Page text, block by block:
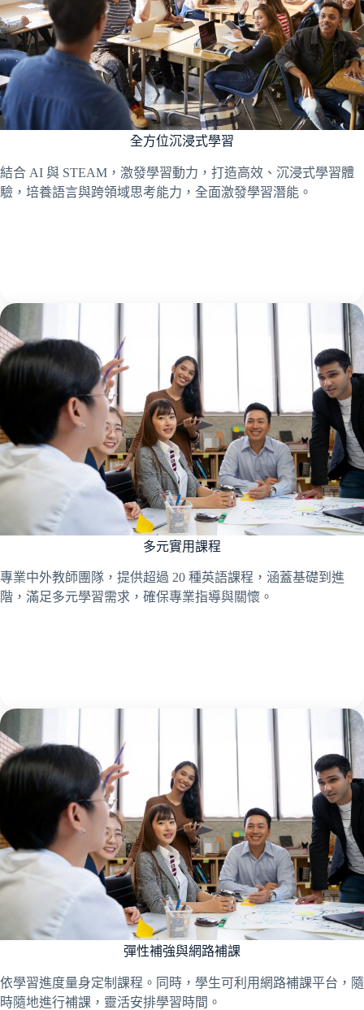
全方位沉浸式學習
結合 AI 與 STEAM，激發學習動力，打造高效、沉浸式學習體
驗，培養語言與跨領域思考能力，全面激發學習潛能。
多元實用課程
專業中外教師團隊，提供超過 20 種英語課程，涵蓋基礎到進
階，滿足多元學習需求，確保專業指導與關懷。
彈性補強與網路補課
依學習進度量身定制課程。同時，學生可利用網路補課平台，隨
時隨地進行補課，靈活安排學習時間。